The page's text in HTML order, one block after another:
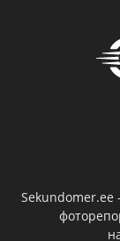
Sekundomer.ee